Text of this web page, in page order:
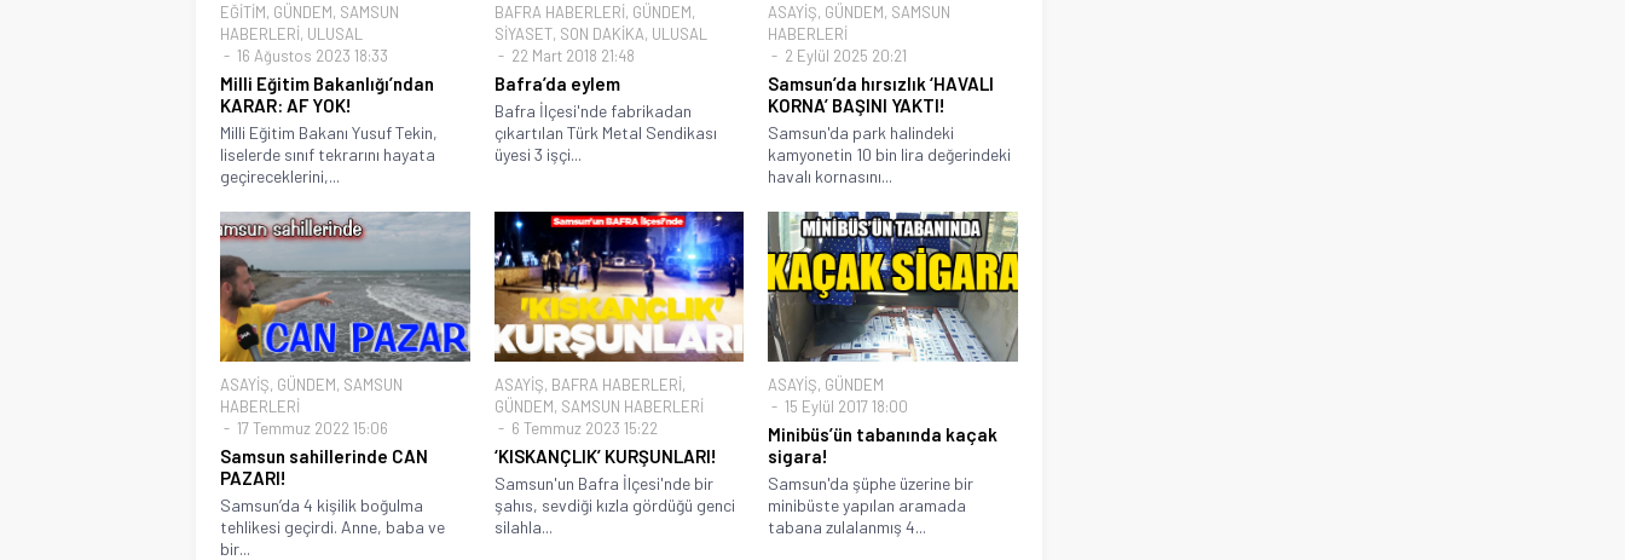
EĞİTİM, GÜNDEM, SAMSUN
HABERLERİ, ULUSAL
16 Ağustos 2023 18:33
Milli Eğitim Bakanlığı’ndan
KARAR: AF YOK!
Milli Eğitim Bakanı Yusuf Tekin,
liselerde sınıf tekrarını hayata
geçireceklerini,...
BAFRA HABERLERİ, GÜNDEM,
SİYASET, SON DAKİKA, ULUSAL
22 Mart 2018 21:48
Bafra’da eylem
Bafra İlçesi'nde fabrikadan
çıkartılan Türk Metal Sendikası
üyesi 3 işçi...
ASAYİŞ, GÜNDEM, SAMSUN
HABERLERİ
2 Eylül 2025 20:21
Samsun’da hırsızlık ‘HAVALI
KORNA’ BAŞINI YAKTI!
Samsun'da park halindeki
kamyonetin 10 bin lira değerindeki
havalı kornasını...
ASAYİŞ, GÜNDEM, SAMSUN
HABERLERİ
17 Temmuz 2022 15:06
Samsun sahillerinde CAN
PAZARI!
Samsun’da 4 kişilik boğulma
tehlikesi geçirdi. Anne, baba ve
bir...
ASAYİŞ, BAFRA HABERLERİ,
GÜNDEM, SAMSUN HABERLERİ
6 Temmuz 2023 15:22
‘KISKANÇLIK’ KURŞUNLARI!
Samsun'un Bafra İlçesi'nde bir
şahıs, sevdiği kızla gördüğü genci
silahla...
ASAYİŞ, GÜNDEM
15 Eylül 2017 18:00
Minibüs’ün tabanında kaçak
sigara!
Samsun'da şüphe üzerine bir
minibüste yapılan aramada
tabana zulalanmış 4...